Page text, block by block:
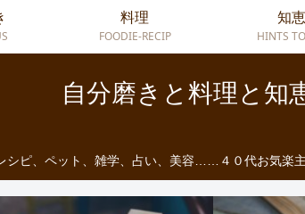
自分磨きと料理と知
シピ、ペット、雑学、占い、美容……４０代お気楽主
料理
FOODIE-RECIP
知恵
HINTS